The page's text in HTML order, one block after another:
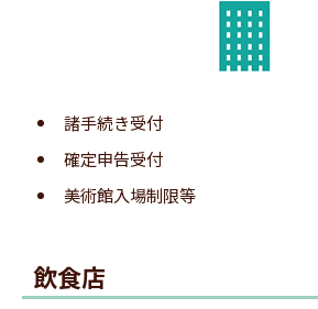
4.登録完了の通知
番号札に表示されたQRコードを
※平らな場所でQRコード全体がカメラに
諸手続き受付
確定申告受付
美術館入場制限等
飲食店